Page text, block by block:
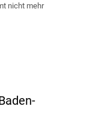
nicht mehr